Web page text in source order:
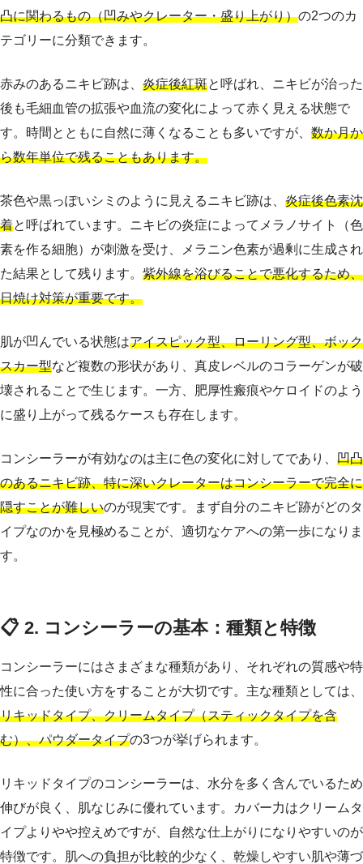
凸に関わるもの（凹みやクレーター・盛り上がり）の2つのカ
テゴリーに分類できます。
赤みのあるニキビ跡は、 炎症後紅斑と呼ばれ、ニキビが治った
後も毛細血管の拡張や血流の変化によって赤く見える状態で
す。時間とともに自然に薄くなることも多いですが、 数か月か
ら数年単位で残ることもあります。
茶色や黒っぽいシミのように見えるニキビ跡は、 炎症後色素沈
着と呼ばれています。ニキビの炎症によってメラノサイト（色
素を作る細胞）が刺激を受け、メラニン色素が過剰に生成され
た結果として残ります。 紫外線を浴びることで悪化するため、
日焼け対策が重要です。
肌が凹んでいる状態はアイスピック型、ローリング型、ボック
スカー型など複数の形状があり、真皮レベルのコラーゲンが破
壊されることで生じます。一方、肥厚性瘢痕やケロイドのよう
に盛り上がって残るケースも存在します。
コンシーラーが有効なのは主に色の変化に対してであり、 凹凸
のあるニキビ跡、特に深いクレーターはコンシーラーで完全に
隠すことが難しいのが現実です。まず自分のニキビ跡がどのタ
イプなのかを見極めることが、適切なケアへの第一歩になりま
す。
📋 2. コンシーラーの基本：種類と特徴
コンシーラーにはさまざまな種類があり、それぞれの質感や特
性に合った使い方をすることが大切です。主な種類としては、
リキッドタイプ、クリームタイプ（スティックタイプを含
む）、パウダータイプの3つが挙げられます。
リキッドタイプのコンシーラーは、水分を多く含んでいるため
伸びが良く、肌なじみに優れています。カバー力はクリームタ
イプよりやや控えめですが、自然な仕上がりになりやすいのが
特徴です。肌への負担が比較的少なく、乾燥しやすい肌や薄づ